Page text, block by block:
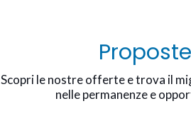
Scopri le nostre offerte e trova il
nelle permanenze e